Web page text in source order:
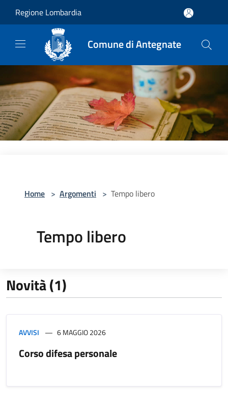
Regione Lombardia
Comune di Antegnate
Home > Argomenti > Tempo libero
Tempo libero
Novità (1)
AVVISI 6 MAGGIO 2026
Corso difesa personale